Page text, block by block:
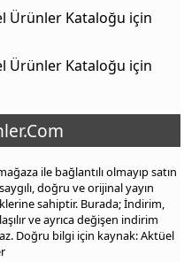
Ürünler Kataloğu için
Ürünler Kataloğu için
ile bağlantılı olmayıp satın
doğru ve orijinal yayın
sahiptir. Burada; İndirim,
ve ayrıca değişen indirim
Doğru bilgi için kaynak: Aktüel